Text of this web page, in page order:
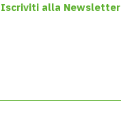
Iscriviti alla Newsletter